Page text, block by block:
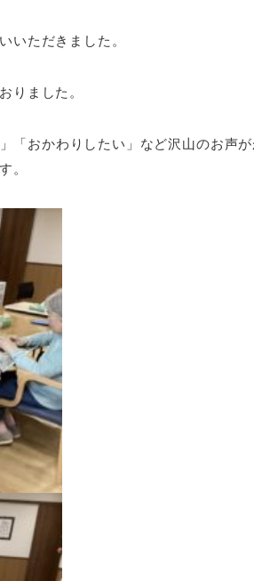
いただきました。
りました。
「おかわりしたい」など沢山のお声
。